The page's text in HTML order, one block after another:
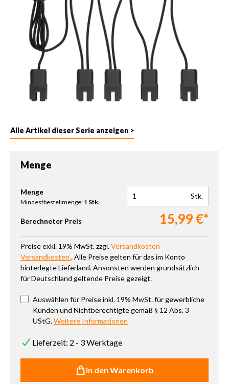
Alle Artikel dieser Serie anzeigen >
Menge
Produkt Anzahl: Gib den gewünschten Wert ein oder benutze
Menge
Mindestbestellmenge: 1 Stk.
Stk.
Berechneter Preis 15,99 €*
Preise exkl. 19% MwSt. zzgl.Versandkosten
Versandkosten . Alle Preise gelten für das im Konto
hinterlegte Lieferland. Ansonsten werden grundsätzlich
für Deutschland geltende Preise gezeigt.
Auswählen für Preise inkl. 19% MwSt. für gewerbliche
Kunden und Nichtberechtigte gemäß § 12 Abs. 3
UStG.Weitere Informationen
Lieferzeit: 2 - 3 Werktage
In den Warenkorb